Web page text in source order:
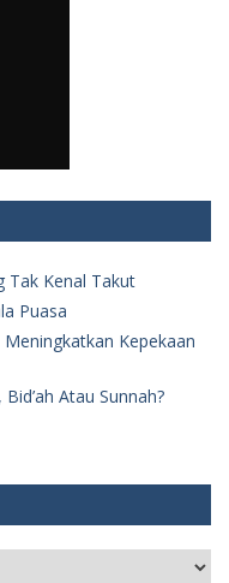
Tak Kenal Takut
Puasa
Kepekaan
Atau Sunnah?